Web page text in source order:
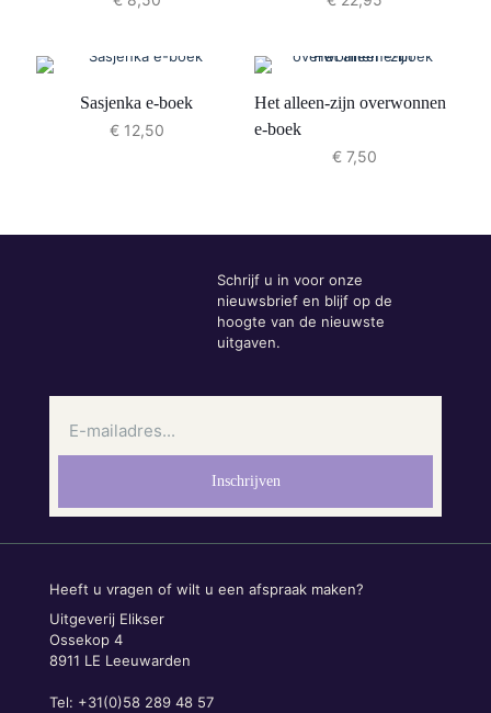
Sasjenka e-boek
€12,50
Het alleen-zijn overwonnen
e-boek
€7,50
Schrijf u in voor onze
nieuwsbrief en blijf op de
hoogte van de nieuwste
uitgaven.
Heeft u vragen of wilt u een afspraak maken?
Uitgeverij Elikser
Ossekop 4
8911 LE Leeuwarden
Tel: +31(0)58 289 48 57